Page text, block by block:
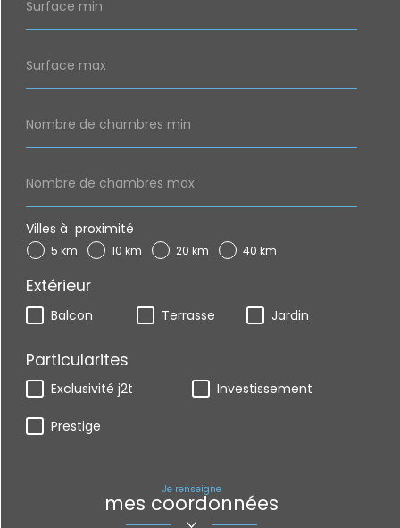
min
max
de
chambres
de
chambres
max
Villes à proximité
5 km 10 km 20 km 40 km
Extérieur
Balcon Terrasse Jardin
Particularites
Exclusivité j2t Investissement
Prestige
Je renseigne
mes coordonnées